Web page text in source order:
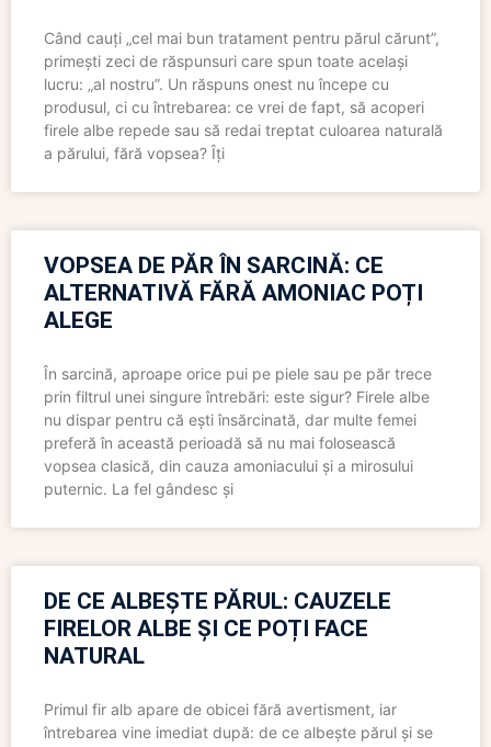
Când cauți „cel mai bun tratament pentru părul cărunt”,
primești zeci de răspunsuri care spun toate același
lucru: „al nostru”. Un răspuns onest nu începe cu
produsul, ci cu întrebarea: ce vrei de fapt, să acoperi
firele albe repede sau să redai treptat culoarea naturală
a părului, fără vopsea? Îți
VOPSEA DE PĂR ÎN SARCINĂ: CE
ALTERNATIVĂ FĂRĂ AMONIAC POȚI
ALEGE
În sarcină, aproape orice pui pe piele sau pe păr trece
prin filtrul unei singure întrebări: este sigur? Firele albe
nu dispar pentru că ești însărcinată, dar multe femei
preferă în această perioadă să nu mai folosească
vopsea clasică, din cauza amoniacului și a mirosului
puternic. La fel gândesc și
DE CE ALBEȘTE PĂRUL: CAUZELE
FIRELOR ALBE ȘI CE POȚI FACE
NATURAL
Primul fir alb apare de obicei fără avertisment, iar
întrebarea vine imediat după: de ce albește părul și se